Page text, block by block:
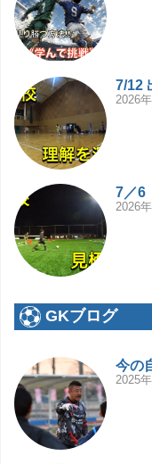
7/12
2026
7／6
2026
GKブログ
今の
2025